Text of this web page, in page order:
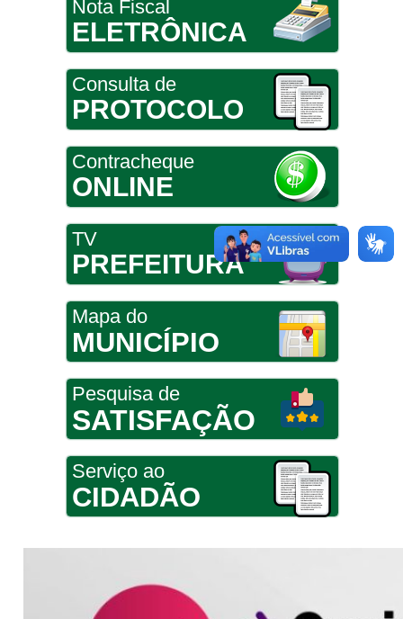
Nota Fiscal
ELETRÔNICA
Consulta de
PROTOCOLO
Contracheque
ONLINE
TV
PREFEITURA
Mapa do
MUNICÍPIO
Pesquisa de
SATISFAÇÃO
Serviço ao
CIDADÃO